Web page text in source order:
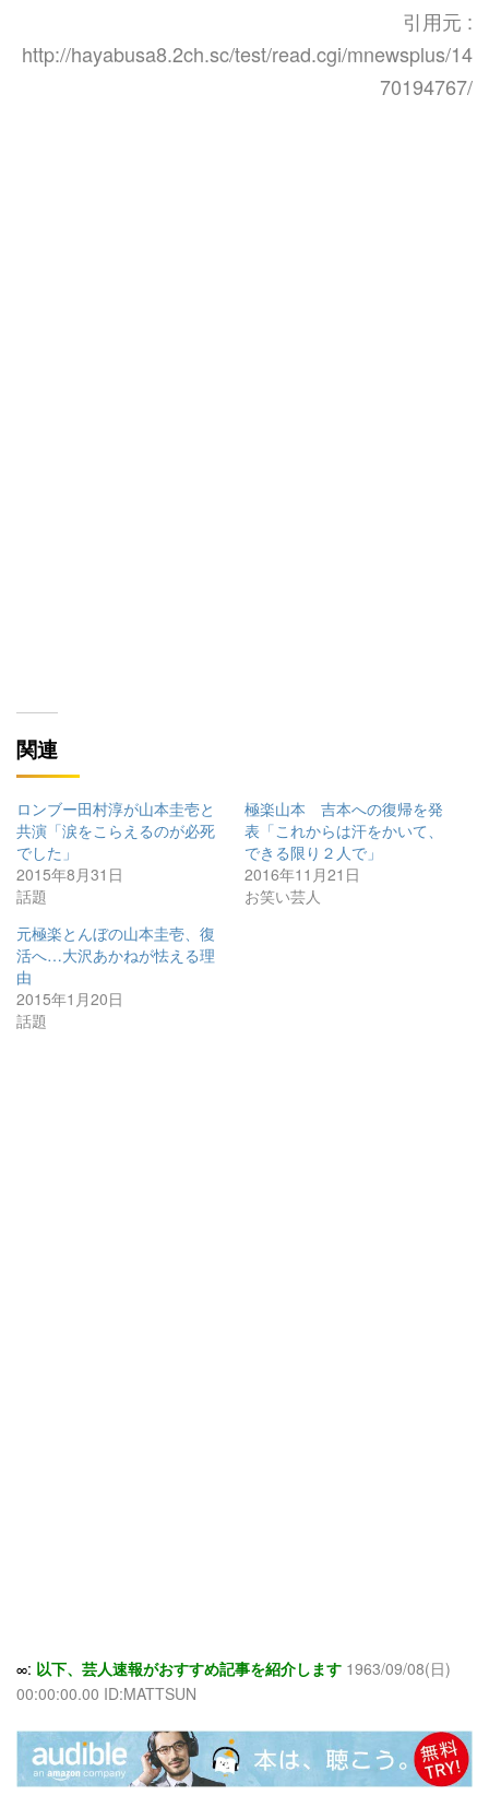
引用元 :
http://hayabusa8.2ch.sc/test/read.cgi/mnewsplus/14
70194767/
関連
ロンブー田村淳が山本圭壱と
共演「涙をこらえるのが必死
でした」
2015年8月31日
話題
極楽山本 吉本への復帰を発
表「これからは汗をかいて、
できる限り２人で」
2016年11月21日
お笑い芸人
元極楽とんぼの山本圭壱、復
活へ…大沢あかねが怯える理
由
2015年1月20日
話題
∞: 以下、芸人速報がおすすめ記事を紹介します 1963/09/08(日)
00:00:00.00 ID:MATTSUN